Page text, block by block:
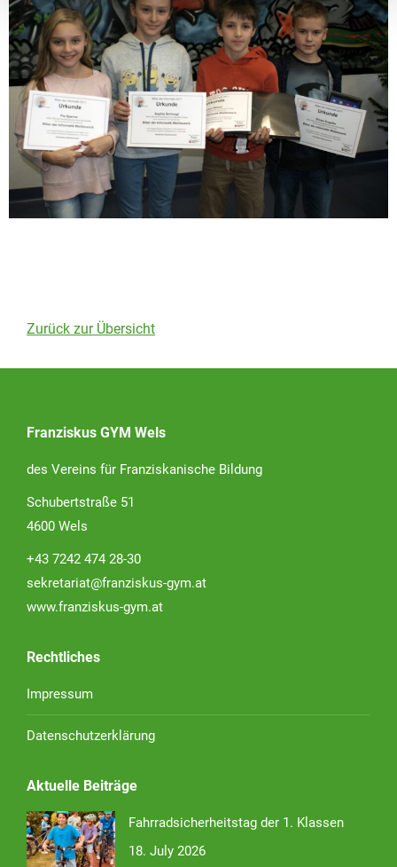
Zurück zur Übersicht
Franziskus GYM Wels
des Vereins für Franziskanische Bildung
Schubertstraße 51
4600 Wels
+43 7242 474 28-30
sekretariat@franziskus-gym.at
www.franziskus-gym.at
Rechtliches
Impressum
Datenschutzerklärung
Aktuelle Beiträge
Fahrradsicherheitstag der 1. Klassen
18. July 2026